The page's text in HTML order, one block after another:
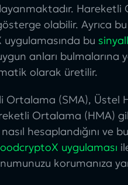
Hareketli
olabilir. Ayrıca
bu
anları
olarak üretilir.
Ortalama (SMA), Üstel
Ortalama (HMA)
hesaplandığını
uygulaması
korumanıza